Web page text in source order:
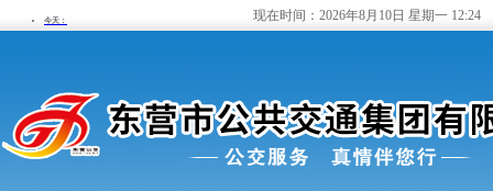
现在时间： 2026年8月10日 星期一 12:24